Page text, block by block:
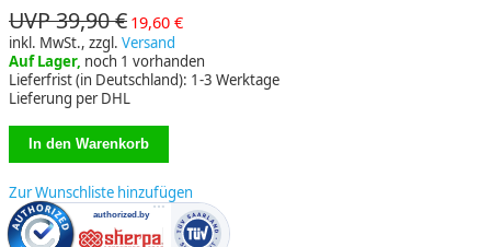
UVP 39,90 € 19,60 €
inkl. MwSt., zzgl. Versand
Auf Lager, noch 1 vorhanden
Lieferfrist (in Deutschland): 1-3 Werktage
Lieferung per DHL
Zur Wunschliste hinzufügen